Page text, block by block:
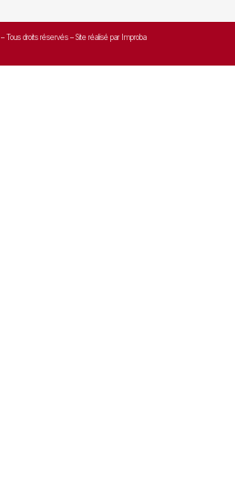
– Tous droits réservés – Site réalisé par Improba